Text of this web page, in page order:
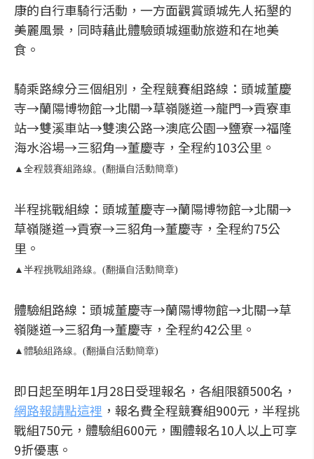
康的自行車騎行活動，一方面觀賞頭城先人拓墾的
美麗風景，同時藉此體驗頭城運動旅遊和在地美
食。
騎乘路線分三個組別，全程競賽組路線：頭城董慶
寺→蘭陽博物館→北關→草嶺隧道→龍門→貢寮車
站→雙溪車站→雙澳公路→澳底公園→鹽寮→福隆
海水浴場→三貂角→董慶寺，全程約103公里。
▲全程競賽組路線。(翻攝自活動簡章)
半程挑戰組線：頭城董慶寺→蘭陽博物館→北關→
草嶺隧道→貢寮→三貂角→董慶寺，全程約75公
里。
▲半程挑戰組路線。(翻攝自活動簡章)
體驗組路線：頭城董慶寺→蘭陽博物館→北關→草
嶺隧道→三貂角→董慶寺，全程約42公里。
▲體驗組路線。(翻攝自活動簡章)
即日起至明年1月28日受理報名，各組限額500名，
網路報請點這裡 ，報名費全程競賽組900元，半程挑
戰組750元，體驗組600元，團體報名10人以上可享
9折優惠。